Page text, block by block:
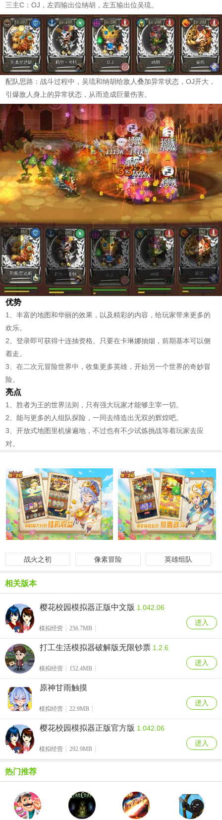
三主C：OJ，左四输出位纳胡，左五输出位吴琉。
配队思路：战斗过程中，吴琉和纳胡给敌人叠加异常状态，OJ开大，
引爆敌人身上的异常状态，从而造成巨量伤害。
优势
1、丰富的地图和华丽的效果，以及精彩的内容，给玩家带来更多的
欢乐。
2、登录即可获得十连抽资格。只要在卡琳娜抽烟，前期基本可以侧
着走。
3、在二次元冒险世界中，收集更多英雄，开始另一个世界的奇妙冒
险。
亮点
1、胜者为王的世界法则，只有强大玩家才能够主宰一切。
2、能与更多的人组队探险，一同去缔造出无双的辉煌吧。
3、开放式地图里机缘遍地，不过也有不少试炼挑战等着玩家去应
对。
战火之初 像素冒险 英雄组队
相关版本
樱花校园模拟器正版中文版 1.042.06
模拟经营 256.7MB
进入
打工生活模拟器破解版无限钞票 1.2.6
模拟经营 152.4MB
进入
原神甘雨触摸
模拟经营 22.9MB
进入
樱花校园模拟器正版官方版 1.042.06
模拟经营 292.9MB
进入
热门推荐